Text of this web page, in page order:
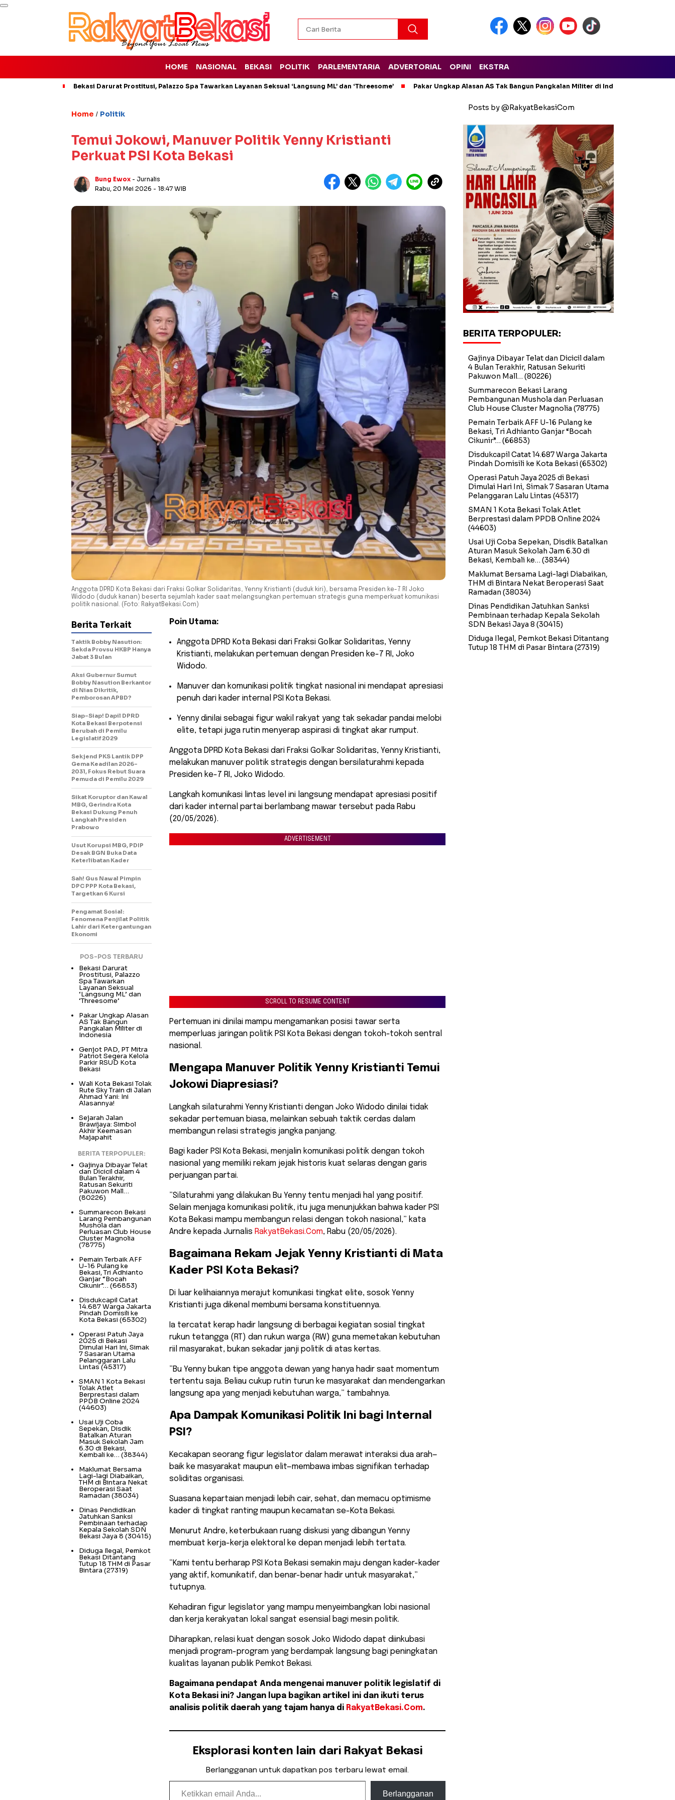
HOME NASIONAL BEKASI POLITIK PARLEMENTARIA ADVERTORIAL OPINI EKSTRA
Bekasi Darurat Prostitusi, Palazzo Spa Tawarkan Layanan Seksual ‘Langsung ML’ dan ‘Threesome’ Pakar Ungkap Alasan AS Tak Bangun Pangkalan Militer di Indonesia
Home / Politik
Temui Jokowi, Manuver Politik Yenny Kristianti
Perkuat PSI Kota Bekasi
Bung Ewox - Jurnalis
Rabu, 20 Mei 2026 - 18:47 WIB
Anggota DPRD Kota Bekasi dari Fraksi Golkar Solidaritas, Yenny Kristianti (duduk kiri), bersama Presiden ke-7 RI Joko
Widodo (duduk kanan) beserta sejumlah kader saat melangsungkan pertemuan strategis guna memperkuat komunikasi
politik nasional. (Foto: RakyatBekasi.Com)
Poin Utama:
​Anggota DPRD Kota Bekasi dari Fraksi Golkar Solidaritas, Yenny
Kristianti, melakukan pertemuan dengan Presiden ke-7 RI, Joko
Widodo.
​Manuver dan komunikasi politik tingkat nasional ini mendapat apresiasi
penuh dari kader internal PSI Kota Bekasi.
​Yenny dinilai sebagai figur wakil rakyat yang tak sekadar pandai melobi
elite, tetapi juga rutin menyerap aspirasi di tingkat akar rumput.
​Anggota DPRD Kota Bekasi dari Fraksi Golkar Solidaritas, Yenny Kristianti,
melakukan manuver politik strategis dengan bersilaturahmi kepada
Presiden ke-7 RI, Joko Widodo.
Langkah komunikasi lintas level ini langsung mendapat apresiasi positif
dari kader internal partai berlambang mawar tersebut pada Rabu
(20/05/2026).
ADVERTISEMENT
SCROLL TO RESUME CONTENT
Pertemuan ini dinilai mampu mengamankan posisi tawar serta
memperluas jaringan politik PSI Kota Bekasi dengan tokoh-tokoh sentral
nasional.
​Mengapa Manuver Politik Yenny Kristianti Temui
Jokowi Diapresiasi?
​Langkah silaturahmi Yenny Kristianti dengan Joko Widodo dinilai tidak
sekadar pertemuan biasa, melainkan sebuah taktik cerdas dalam
membangun relasi strategis jangka panjang.
Bagi kader PSI Kota Bekasi, menjalin komunikasi politik dengan tokoh
nasional yang memiliki rekam jejak historis kuat selaras dengan garis
perjuangan partai.
​”Silaturahmi yang dilakukan Bu Yenny tentu menjadi hal yang positif.
Selain menjaga komunikasi politik, itu juga menunjukkan bahwa kader PSI
Kota Bekasi mampu membangun relasi dengan tokoh nasional,” kata
Andre kepada Jurnalis RakyatBekasi.Com, Rabu (20/05/2026).
​Bagaimana Rekam Jejak Yenny Kristianti di Mata
Kader PSI Kota Bekasi?
​Di luar kelihaiannya merajut komunikasi tingkat elite, sosok Yenny
Kristianti juga dikenal membumi bersama konstituennya.
Ia tercatat kerap hadir langsung di berbagai kegiatan sosial tingkat
rukun tetangga (RT) dan rukun warga (RW) guna memetakan kebutuhan
riil masyarakat, bukan sekadar janji politik di atas kertas.
​”Bu Yenny bukan tipe anggota dewan yang hanya hadir saat momentum
tertentu saja. Beliau cukup rutin turun ke masyarakat dan mendengarkan
langsung apa yang menjadi kebutuhan warga,” tambahnya.
​Apa Dampak Komunikasi Politik Ini bagi Internal
PSI?
​Kecakapan seorang figur legislator dalam merawat interaksi dua arah—
baik ke masyarakat maupun elit—membawa imbas signifikan terhadap
soliditas organisasi.
Suasana kepartaian menjadi lebih cair, sehat, dan memacu optimisme
kader di tingkat ranting maupun kecamatan se-Kota Bekasi.
​Menurut Andre, keterbukaan ruang diskusi yang dibangun Yenny
membuat kerja-kerja elektoral ke depan menjadi lebih tertata.
“Kami tentu berharap PSI Kota Bekasi semakin maju dengan kader-kader
yang aktif, komunikatif, dan benar-benar hadir untuk masyarakat,”
tutupnya.
​Kehadiran figur legislator yang mampu menyeimbangkan lobi nasional
dan kerja kerakyatan lokal sangat esensial bagi mesin politik.
Diharapkan, relasi kuat dengan sosok Joko Widodo dapat diinkubasi
menjadi program-program yang berdampak langsung bagi peningkatan
kualitas layanan publik Pemkot Bekasi.
Bagaimana pendapat Anda mengenai manuver politik legislatif di
Kota Bekasi ini? Jangan lupa bagikan artikel ini dan ikuti terus
analisis politik daerah yang tajam hanya di RakyatBekasi.Com.
Eksplorasi konten lain dari Rakyat Bekasi
Berlangganan untuk dapatkan pos terbaru lewat email.
Ketikkan email Anda...
Berlangganan
Berita Terkait
Taktik Bobby Nasution:
Sekda Provsu HKBP Hanya
Jabat 3 Bulan
Aksi Gubernur Sumut
Bobby Nasution Berkantor
di Nias Dikritik,
Pemborosan APBD?
Siap-Siap! Dapil DPRD
Kota Bekasi Berpotensi
Berubah di Pemilu
Legislatif 2029
Sekjend PKS Lantik DPP
Gema Keadilan 2026-
2031, Fokus Rebut Suara
Pemuda di Pemilu 2029
Sikat Koruptor dan Kawal
MBG, Gerindra Kota
Bekasi Dukung Penuh
Langkah Presiden
Prabowo
Usut Korupsi MBG, PDIP
Desak BGN Buka Data
Keterlibatan Kader
Sah! Gus Nawal Pimpin
DPC PPP Kota Bekasi,
Targetkan 6 Kursi
Pengamat Sosial:
Fenomena Penjilat Politik
Lahir dari Ketergantungan
Ekonomi
POS-POS TERBARU
Bekasi Darurat
Prostitusi, Palazzo
Spa Tawarkan
Layanan Seksual
‘Langsung ML’ dan
‘Threesome’
Pakar Ungkap Alasan
AS Tak Bangun
Pangkalan Militer di
Indonesia
Genjot PAD, PT Mitra
Patriot Segera Kelola
Parkir RSUD Kota
Bekasi
Wali Kota Bekasi Tolak
Rute Sky Train di Jalan
Ahmad Yani: Ini
Alasannya!
Sejarah Jalan
Brawijaya: Simbol
Akhir Keemasan
Majapahit
BERITA TERPOPULER:
Gajinya Dibayar Telat
dan Dicicil dalam 4
Bulan Terakhir,
Ratusan Sekuriti
Pakuwon Mall…
(80226)
Summarecon Bekasi
Larang Pembangunan
Mushola dan
Perluasan Club House
Cluster Magnolia
(78775)
Pemain Terbaik AFF
U-16 Pulang ke
Bekasi, Tri Adhianto
Ganjar “Bocah
Cikunir”… (66853)
Disdukcapil Catat
14.687 Warga Jakarta
Pindah Domisili ke
Kota Bekasi (65302)
Operasi Patuh Jaya
2025 di Bekasi
Dimulai Hari Ini, Simak
7 Sasaran Utama
Pelanggaran Lalu
Lintas(45317)
SMAN 1 Kota Bekasi
Tolak Atlet
Berprestasi dalam
PPDB Online 2024
(44603)
Usai Uji Coba
Sepekan, Disdik
Batalkan Aturan
Masuk Sekolah Jam
6.30 di Bekasi,
Kembali ke… (38344)
Maklumat Bersama
Lagi-lagi Diabaikan,
THM di Bintara Nekat
Beroperasi Saat
Ramadan (38034)
Dinas Pendidikan
Jatuhkan Sanksi
Pembinaan terhadap
Kepala Sekolah SDN
Bekasi Jaya 8 (30415)
Diduga Ilegal, Pemkot
Bekasi Ditantang
Tutup 18 THM di Pasar
Bintara (27319)
Posts by @RakyatBekasiCom
BERITA TERPOPULER:
Gajinya Dibayar Telat dan Dicicil dalam
4 Bulan Terakhir, Ratusan Sekuriti
Pakuwon Mall… (80226)
Summarecon Bekasi Larang
Pembangunan Mushola dan Perluasan
Club House Cluster Magnolia (78775)
Pemain Terbaik AFF U-16 Pulang ke
Bekasi, Tri Adhianto Ganjar “Bocah
Cikunir”… (66853)
Disdukcapil Catat 14.687 Warga Jakarta
Pindah Domisili ke Kota Bekasi(65302)
Operasi Patuh Jaya 2025 di Bekasi
Dimulai Hari Ini, Simak 7 Sasaran Utama
Pelanggaran Lalu Lintas (45317)
SMAN 1 Kota Bekasi Tolak Atlet
Berprestasi dalam PPDB Online 2024
(44603)
Usai Uji Coba Sepekan, Disdik Batalkan
Aturan Masuk Sekolah Jam 6.30 di
Bekasi, Kembali ke… (38344)
Maklumat Bersama Lagi-lagi Diabaikan,
THM di Bintara Nekat Beroperasi Saat
Ramadan (38034)
Dinas Pendidikan Jatuhkan Sanksi
Pembinaan terhadap Kepala Sekolah
SDN Bekasi Jaya 8 (30415)
Diduga Ilegal, Pemkot Bekasi Ditantang
Tutup 18 THM di Pasar Bintara (27319)